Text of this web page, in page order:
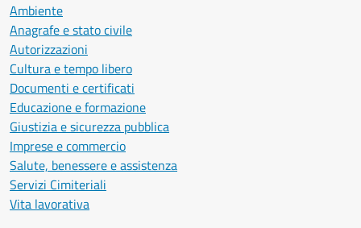
Ambiente
Anagrafe e stato civile
Autorizzazioni
Cultura e tempo libero
Documenti e certificati
Educazione e formazione
Giustizia e sicurezza pubblica
Imprese e commercio
Salute, benessere e assistenza
Servizi Cimiteriali
Vita lavorativa